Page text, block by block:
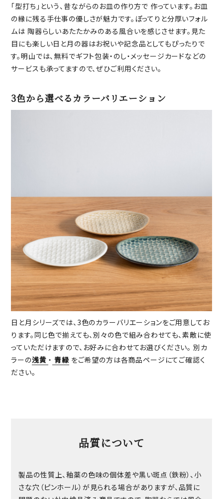
「型打ち」という、昔ながらのお皿の作り方で 作っています。お皿
の縁に残る手仕事の優しさが魅力です。ぽってりと分厚いフォル
ムは 陶器らしいあたたかみのある風合いを感じさせます。見た
目にも楽しい日と月の器はお祝いや記念品としてもぴったりで
す。明山では、無料でギフト包装・のし・メッセージカードなどの
サービスも承ってますので、ぜひご利用ください。
3色から選べるカラーバリエーション
日と月シリーズでは、3色のカラーバリエーションをご用意してお
ります。同じ色で揃えても、別々の色で組み合わせても、素敵に使
っていただけますので、お好みに合わせてお選びください。 別カ
ラーの浅黄 ・ 青緑 をご希望の方は各商品ページにてご確認く
ださい。
品質について
製品の性質上、釉薬の色味の個体差や黒い斑点（鉄粉）、小
さな穴（ピンホール）が見られる場合がありますが、品質に